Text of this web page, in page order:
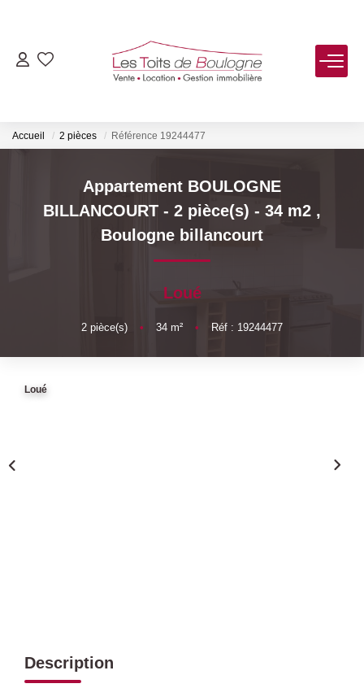
ACHETER
LOUER
VENDRE
Estimer
Biens Vendus
FAIRE GÉRER
Accueil 2 pièces Référence 19244477
Appartement BOULOGNE
BILLANCOURT - 2 pièce(s) - 34 m2 ,
Boulogne billancourt
Loué
2 pièce(s) • 34 m² • Réf : 19244477
Loué
Description